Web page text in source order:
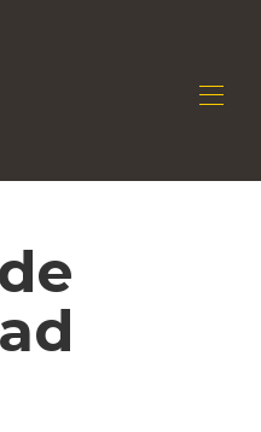
Immobilie?
Sie uns